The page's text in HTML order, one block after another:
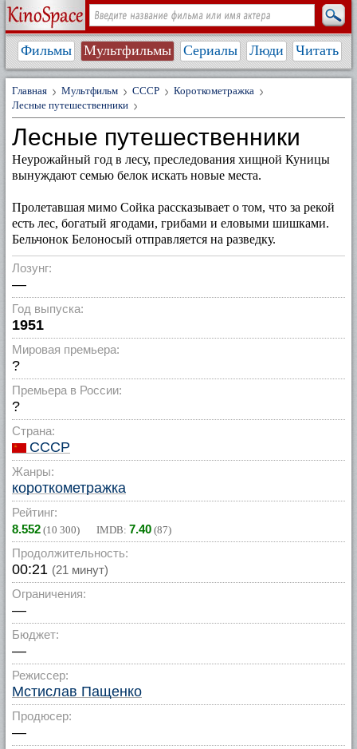
Фильмы Мультфильмы Сериалы Люди Читать
Главная Мультфильм СССР
Короткометражка
Лесные путешественники
Лесные путешественники
Неурожайный год в лесу, преследования хищной Куницы
вынуждают семью белок искать новые места.
Пролетавшая мимо Сойка рассказывает о том, что за рекой
есть лес, богатый ягодами, грибами и еловыми шишками.
Бельчонок Белоносый отправляется на разведку.
Лозунг:
—
Год выпуска:
1951
Мировая премьера:
?
Премьера в России:
?
Страна:
СССР
Жанры:
короткометражка
Рейтинг:
8.552 (10 300) IMDB: 7.40 (87)
Продолжительность:
00:21 (21 минут)
Ограничения:
—
Бюджет:
—
Режиссер:
Мстислав Пащенко
Продюсер:
—